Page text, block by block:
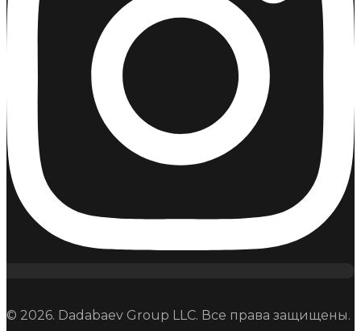
© 2026. Dadabaev Group LLC. Все права защищены.